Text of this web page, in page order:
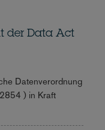
der Data Act
Datenverordnung
) in Kraft